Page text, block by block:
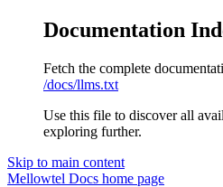
Documentation
Fetch the complete
/docs/llms.txt
Use this file to discover all
exploring further.
Skip to main content
Mellowtel Docs home page